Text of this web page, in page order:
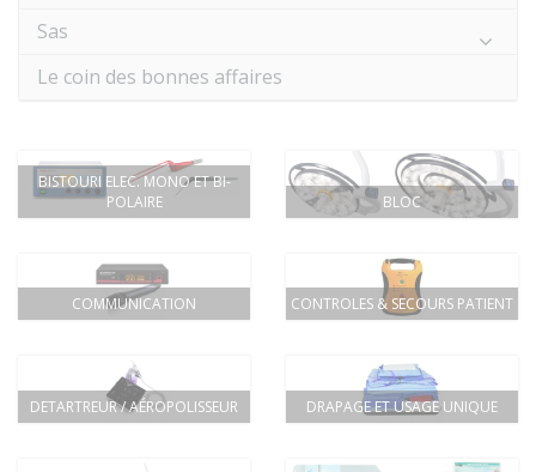
Sas
Le coin des bonnes affaires
BISTOURI ELEC. MONO ET BI-
POLAIRE
BLOC
COMMUNICATION CONTROLES & SECOURS PATIENT
DETARTREUR / AÉROPOLISSEUR DRAPAGE ET USAGE UNIQUE